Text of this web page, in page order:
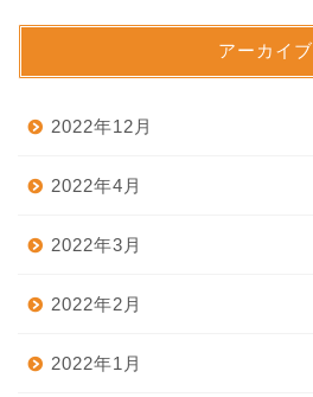
アーカイブ
2022年12月
2022年4月
2022年3月
2022年2月
2022年1月